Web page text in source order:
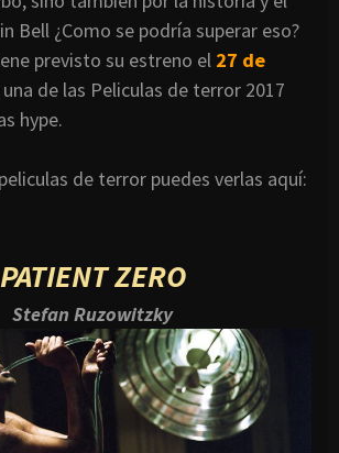
Bell ¿Como se podría superar eso?
previsto su estreno el 27 de
de las Peliculas de terror 2017
hype.
de terror puedes verlas aquí:
PATIENT ZERO
Stefan Ruzowitzky